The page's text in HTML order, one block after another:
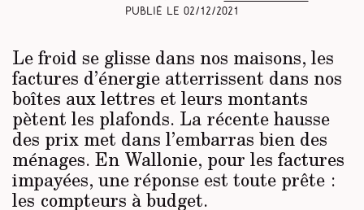
Publié le 02/12/2021
Le froid se glisse dans nos maisons, les
factures d’énergie atterrissent dans nos
boîtes aux lettres et leurs montants
pètent les plafonds. La récente hausse
des prix met dans l’embarras bien des
ménages. En Wallonie, pour les factures
impayées, une réponse est toute prête :
les compteurs à budget.